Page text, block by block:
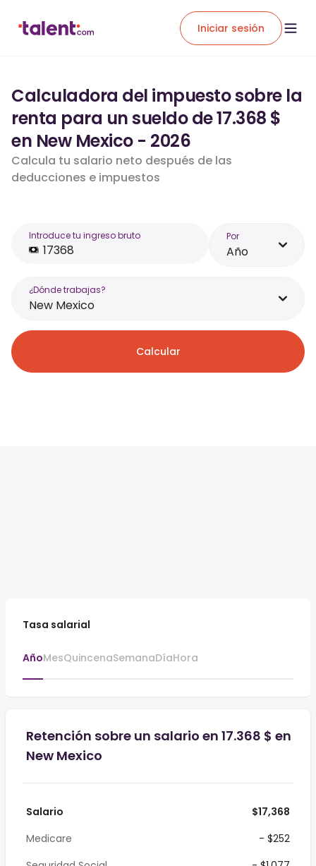
Iniciar sesión
Calculadora del impuesto sobre la
renta para un sueldo de 17.368 $
en New Mexico - 2026
Calcula tu salario neto después de las
deducciones e impuestos
Introduce tu ingreso bruto Por
Año
¿Dónde trabajas?
New Mexico
Calcular
Tasa salarial
AñoMesQuincenaSemanaDíaHora
Retención sobre un salario en 17.368 $ en
New Mexico
Salario
$17,368
Medicare
- $252